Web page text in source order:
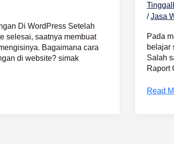
Di WordPress Setelah
selesai, saatnya membuat
Bagaimana cara
di website? simak
/Jasa
Pada
belajar
Salah
Raport
Read